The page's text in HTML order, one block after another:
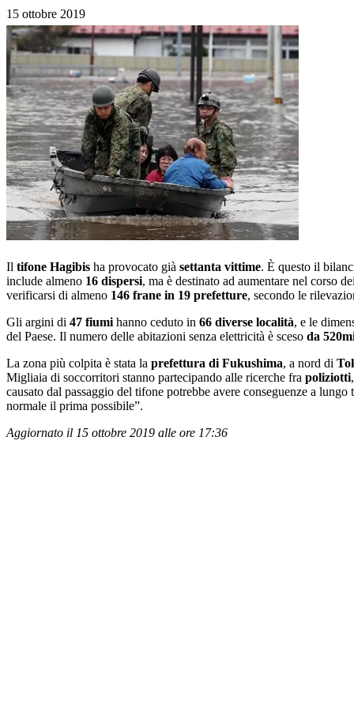
15 ottobre 2019
Il tifone Hagibis ha provocato già settanta vittime. È questo il
include almeno 16 dispersi, ma è destinato ad aumentare nel corso
verificarsi di almeno 146 frane in 19 prefetture, secondo le
Gli argini di 47 fiumi hanno ceduto in 66 diverse località, e le
del Paese. Il numero delle abitazioni senza elettricità è sceso da
La zona più colpita è stata la prefettura di Fukushima, a nord di
Migliaia di soccorritori stanno partecipando alle ricerche fra poliziotti
causato dal passaggio del tifone potrebbe avere conseguenze a
normale il prima possibile”.
Aggiornato il 15 ottobre 2019 alle ore 17:36